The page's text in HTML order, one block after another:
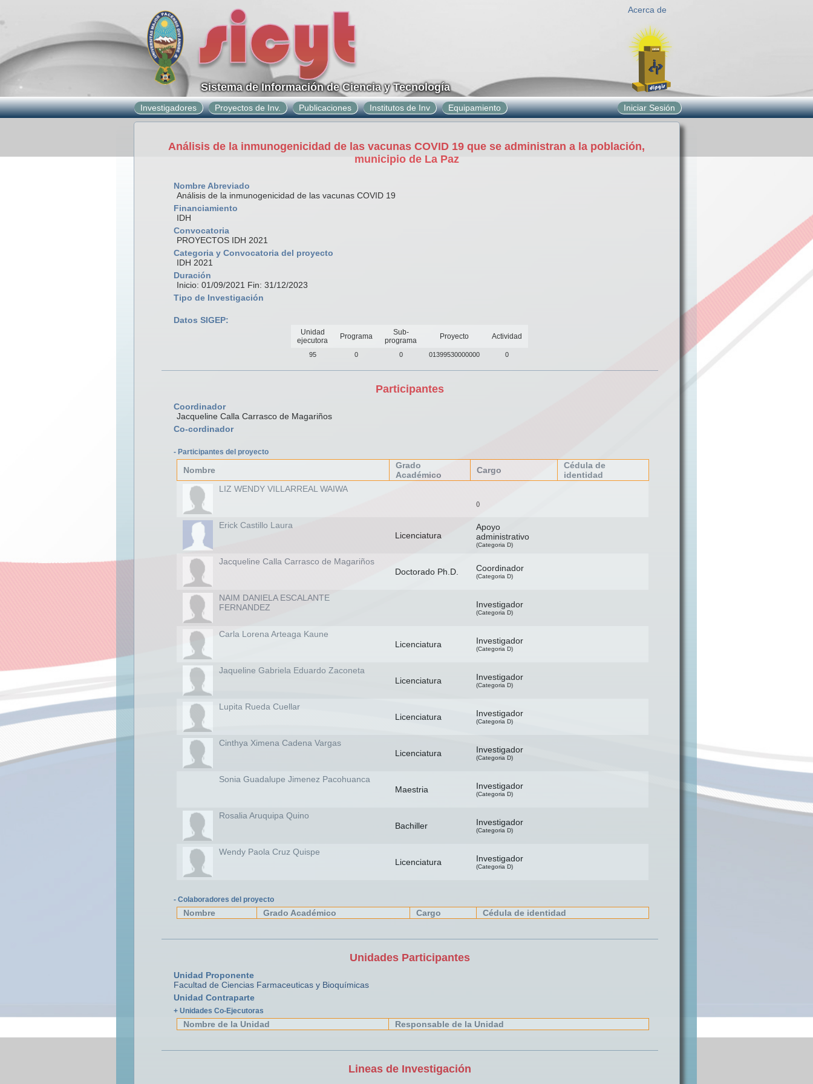
Acerca de
Sistema de Información de Ciencia y Tecnología
Investigadores Proyectos de Inv. Publicaciones Institutos de Inv Equipamiento Iniciar Sesión
Análisis de la inmunogenicidad de las vacunas COVID 19 que se administran a la población,
municipio de La Paz
Nombre Abreviado
Análisis de la inmunogenicidad de las vacunas COVID 19
Financiamiento
IDH
Convocatoria
PROYECTOS IDH 2021
Categoria y Convocatoria del proyecto
IDH 2021
Duración
Inicio: 01/09/2021 Fin: 31/12/2023
Tipo de Investigación
Datos SIGEP:
Unidad
ejecutora
Programa
Sub-
programa
Proyecto Actividad
95 0 0 01399530000000 0
Participantes
Coordinador
Jacqueline Calla Carrasco de Magariños
Co-cordinador
- Participantes del proyecto
Nombre
Grado
Académico
Cargo
Cédula de
identidad
LIZ WENDY VILLARREAL WAIWA
()
Erick Castillo Laura
Licenciatura
Apoyo
administrativo
(Categoria D)
Jacqueline Calla Carrasco de Magariños
Doctorado Ph.D.
Coordinador
(Categoria D)
NAIM DANIELA ESCALANTE
FERNANDEZ
Investigador
(Categoria D)
Carla Lorena Arteaga Kaune
Licenciatura
Investigador
(Categoria D)
Jaqueline Gabriela Eduardo Zaconeta
Licenciatura
Investigador
(Categoria D)
Lupita Rueda Cuellar
Licenciatura
Investigador
(Categoria D)
Cinthya Ximena Cadena Vargas
Licenciatura
Investigador
(Categoria D)
Sonia Guadalupe Jimenez Pacohuanca
Maestria
Investigador
(Categoria D)
Rosalia Aruquipa Quino
Bachiller
Investigador
(Categoria D)
Wendy Paola Cruz Quispe
Licenciatura
Investigador
(Categoria D)
- Colaboradores del proyecto
Nombre Grado Académico Cargo Cédula de identidad
Unidades Participantes
Unidad Proponente
Facultad de Ciencias Farmaceuticas y Bioquímicas
Unidad Contraparte
+ Unidades Co-Ejecutoras
Nombre de la Unidad Responsable de la Unidad
Lineas de Investigación